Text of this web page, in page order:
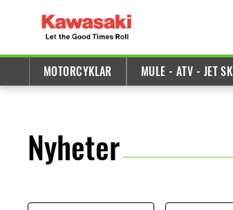
MOTORCYKLAR MULE - ATV - JET SKI
Nyheter